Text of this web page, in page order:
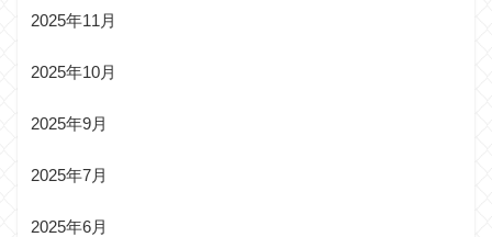
2025年11月
2025年10月
2025年9月
2025年7月
2025年6月